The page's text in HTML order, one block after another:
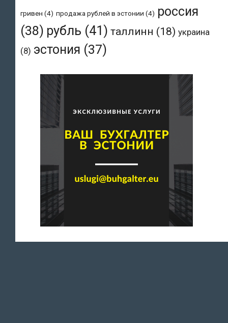
гривен (4) продажа рублей в эстонии (4) россия
(38) рубль (41) таллинн (18) украина
(8) эстония (37)